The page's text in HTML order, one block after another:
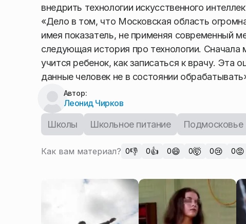
внедрить технологии искусственного
«Дело в том, что Московская область
имея показатель, не применяя современный
следующая история про технологии.
учится ребенок, как записаться к врачу.
данные человек не в состоянии
Автор:
Леонид Чирков
Школы Школьное питание Подмосковье
Как вам материал? 0👎 0👍 0😄 0🤯 0😢 0😡